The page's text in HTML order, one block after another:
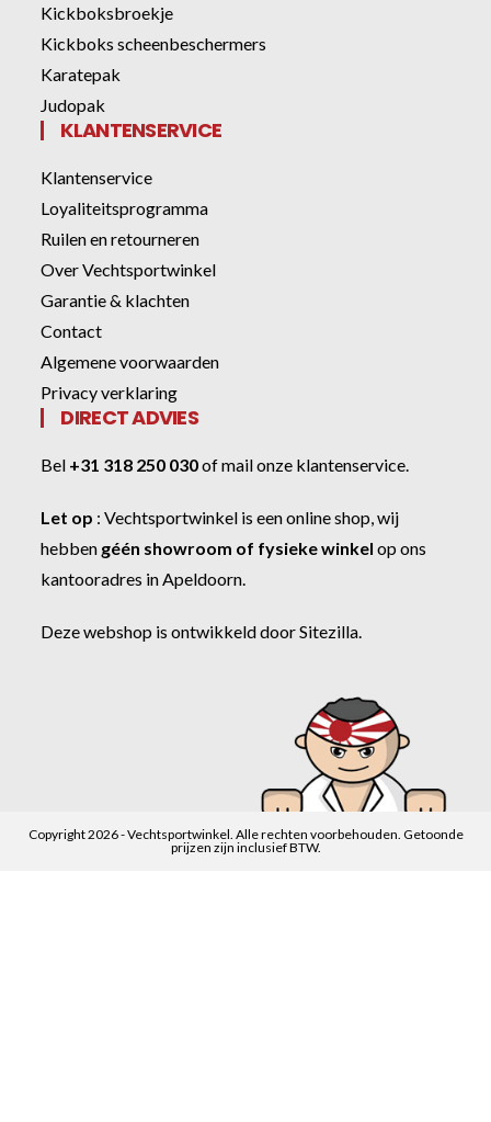
Kickboksbroekje
Kickboks scheenbeschermers
Karatepak
Judopak
KLANTENSERVICE
Klantenservice
Loyaliteitsprogramma
Ruilen en retourneren
Over Vechtsportwinkel
Garantie & klachten
Contact
Algemene voorwaarden
Privacy verklaring
DIRECT ADVIES
Bel +31 318 250 030ofmail onze klantenservice
Let op :Vechtsportwinkel is een online shop, wij
hebben géén showroom of fysieke winkel op ons
kantooradres in Apeldoorn.
Deze webshop is ontwikkeld doorSitezilla
Copyright 2026 - Vechtsportwinkel. Alle rechten voorbehouden. Getoonde
prijzen zijn inclusief BTW.